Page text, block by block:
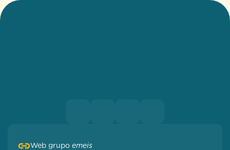
Web grupo emeis